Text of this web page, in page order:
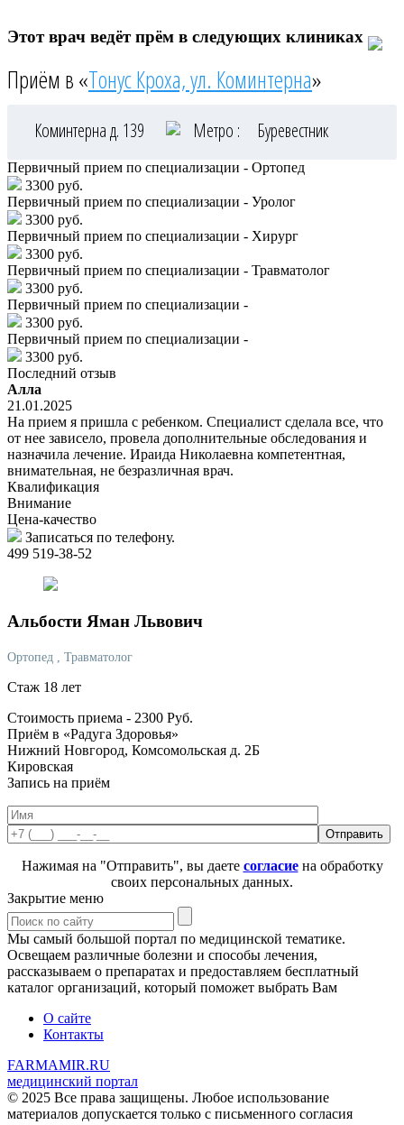
Этот врач ведёт прём в следующих клиниках
Приём в «Тонус Кроха, ул. Коминтерна»
Коминтерна д. 139 Метро : Буревестник
Первичный прием по специализации - Ортопед
3300 руб.
Первичный прием по специализации - Уролог
3300 руб.
Первичный прием по специализации - Хирург
3300 руб.
Первичный прием по специализации - Травматолог
3300 руб.
Первичный прием по специализации -
3300 руб.
Первичный прием по специализации -
3300 руб.
Последний отзыв
Алла
21.01.2025
На прием я пришла с ребенком. Специалист сделала все, что
от нее зависело, провела дополнительные обследования и
назначила лечение. Ираида Николаевна компетентная,
внимательная, не безразличная врач.
Квалификация
Внимание
Цена-качество
Записаться по телефону.
499 519-38-52
Альбости Яман Львович
Ортопед , Травматолог
Стаж 18 лет
Стоимость приема - 2300 Руб.
Приём в «Радуга Здоровья»
Нижний Новгород, Комсомольская д. 2Б
Кировская
Запись на приём
Нажимая на "Отправить", вы даете согласиена обработку
своих персональных данных.
Закрытие меню
Мы самый большой портал по медицинской тематике.
Освещаем различные болезни и способы лечения,
рассказываем о препаратах и предоставляем бесплатный
каталог организаций, который поможет выбрать Вам
О сайте
Контакты
FARMAMIR.RU
медицинский портал
© 2025 Все права защищены. Любое использование
материалов допускается только с письменного согласия